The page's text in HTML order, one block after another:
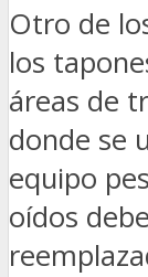
Otro de
los
áreas de
donde se
equipo
oídos